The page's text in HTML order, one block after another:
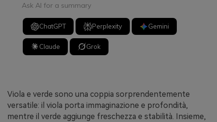
Ask AI for a summary
ChatGPT Perplexity Gemini
Claude Grok
Viola e verde sono una coppia sorprendentemente
versatile: il viola porta immaginazione e profondità,
mentre il verde aggiunge freschezza e stabilità. Insieme,